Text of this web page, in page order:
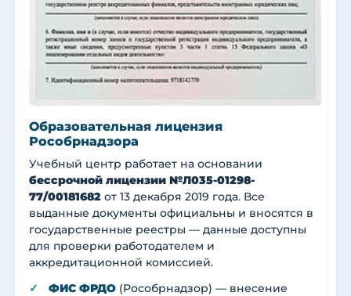
Образовательная лицензия
Рособрнадзора
Учебный центр работает на основании
бессрочной лицензии №Л035-01298-
77/00181682 от 13 декабря 2019 года. Все
выданные документы официальны и вносятся в
государственные реестры — данные доступны
для проверки работодателем и
аккредитационной комиссией.
ФИС ФРДО (Рособрнадзор) — внесение